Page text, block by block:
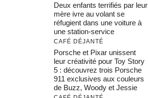
Deux enfants terrifiés par leur
mère ivre au volant se
réfugient dans une voiture à
une station-service
CAFÉ DÉJANTÉ
Porsche et Pixar unissent
leur créativité pour Toy Story
5 : découvrez trois Porsche
911 exclusives aux couleurs
de Buzz, Woody et Jessie